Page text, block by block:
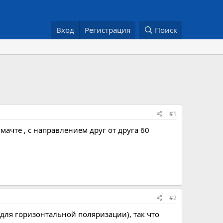
Вход Регистрация Поиск
#1
, с направлением друг от друга 60
#2
горизонтальной поляризации), так что